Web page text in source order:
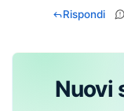
Rispondi
Nuovi